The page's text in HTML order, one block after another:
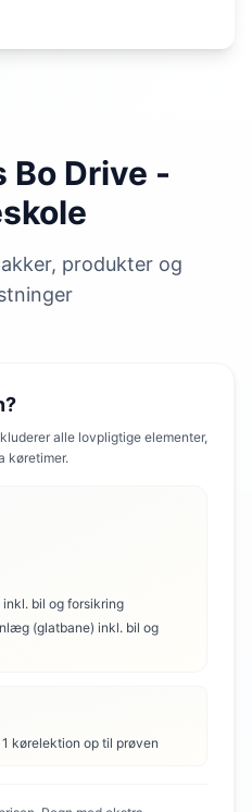
Bo Drive -
produkter og
alle lovpligtige elementer,
køretimer.
bil og forsikring
(glatbane) inkl. bil og
kørelektion op til prøven